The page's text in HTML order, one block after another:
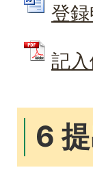
登
記
6